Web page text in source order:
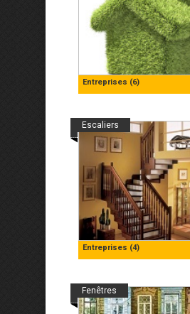
Entreprises (6)
Entreprises (4)
Escaliers
Fenêtres